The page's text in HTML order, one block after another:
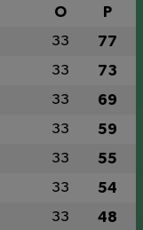
O P
33 77
33 73
33 69
33 59
33 55
33 54
33 48